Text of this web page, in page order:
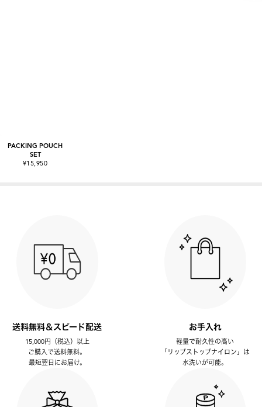
PACKING POUCH
SET
¥15,950
送料無料＆スピード配送
15,000円（税込）以上
ご購入で送料無料。
最短翌日にお届け。
お手入れ
軽量で耐久性の高い
「リップストップナイロン」は
水洗いが可能。